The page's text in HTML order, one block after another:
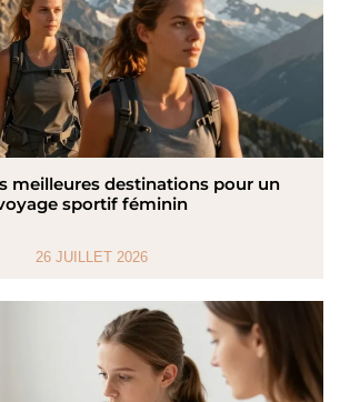
meilleures destinations pour un
sportif féminin
26 JUILLET 2026